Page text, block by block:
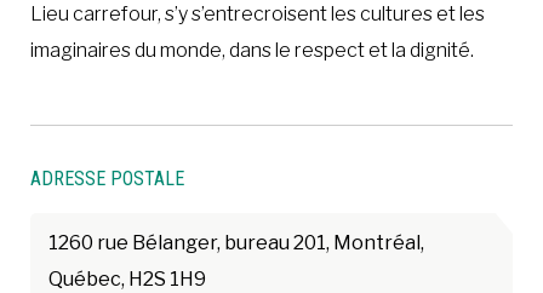
Lieu carrefour, s’y s’entrecroisent les cultures et les
imaginaires du monde, dans le respect et la dignité.
ADRESSE POSTALE
1260 rue Bélanger, bureau 201, Montréal,
Québec, H2S 1H9